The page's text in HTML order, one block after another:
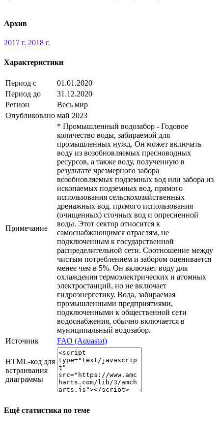
Архив
2017 г. 2018 г.
Характеристики
Период с
01.01.2020
Период до
31.12.2020
Регион
Весь мир
Опубликовано май 2023
Примечание
* Промышленный водозабор - Годовое
количество воды, забираемой для
промышленных нужд. Он может включать
воду из возобновляемых пресноводных
ресурсов, а также воду, полученную в
результате чрезмерного забора
возобновляемых подземных вод или забора из
ископаемых подземных вод, прямого
использования сельскохозяйственных
дренажных вод, прямого использования
(очищенных) сточных вод и опресненной
воды. Этот сектор относится к
самоснабжающимся отраслям, не
подключенным к государственной
распределительной сети. Соотношение между
чистым потреблением и забором оценивается
менее чем в 5%. Он включает воду для
охлаждения термоэлектрических и атомных
электростанций, но не включает
гидроэнергетику. Вода, забираемая
промышленными предприятиями,
подключенными к общественной сети
водоснабжения, обычно включается в
муниципальный водозабор.
Источник
FAO (Aquastat)
HTML-код для
встраивания
диаграммы
Ещё статистика по теме